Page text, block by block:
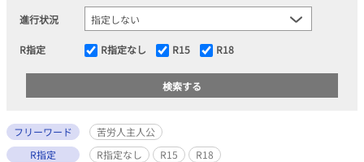
進行状況
R指定 R指定なし R15 R18
フリーワード
苦労人主人公
R指定
R指定なし R15 R18